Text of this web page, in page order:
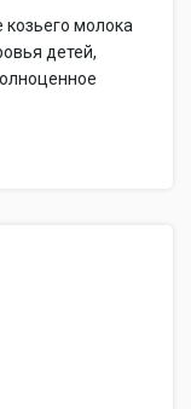
козьего молока
детей,